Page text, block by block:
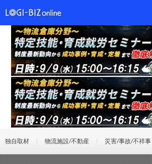
独自取材 物流施設/不動産 災害/事故/不祥事